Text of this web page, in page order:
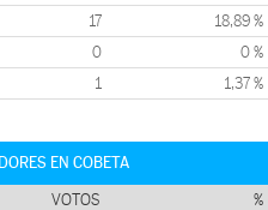
17 18,89 %
0 0 %
1 1,37 %
EN COBETA
VOTOS %